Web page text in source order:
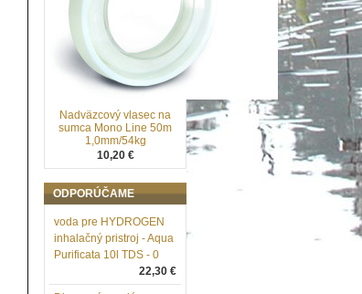
Nadväzcový vlasec na
sumca Mono Line 50m
1,0mm/54kg
10,20 €
ODPORÚČAME
voda pre HYDROGEN
inhalačný pristroj - Aqua
Purificata 10l TDS - 0
22,30 €